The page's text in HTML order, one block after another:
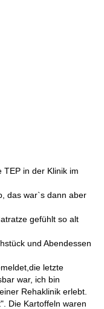
TEP in der Klinik im
das war`s dann aber
gefühlt so alt
und Abendessen
letzte
war, ich bin
Rehaklinik erlebt.
Die Kartoffeln waren